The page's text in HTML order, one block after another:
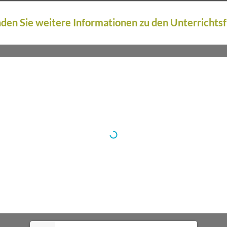
Sie weitere Informationen zu den